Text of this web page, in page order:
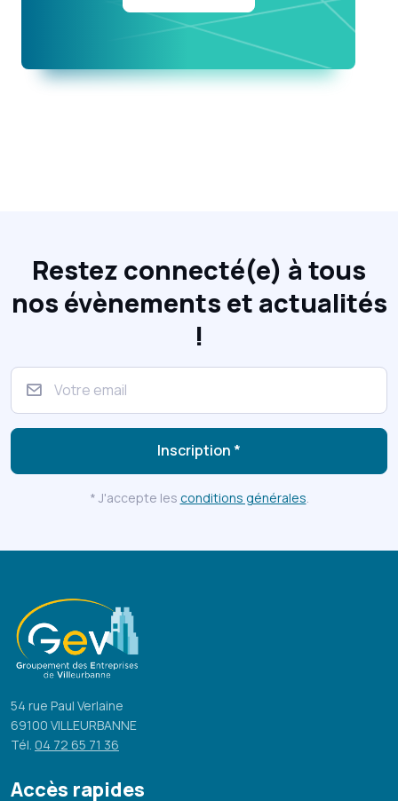
Restez connecté(e) à tous
nos évènements et actualités
!
Inscription *
* J'accepte les conditions générales.
54 rue Paul Verlaine
69100 VILLEURBANNE
Tél. 04 72 65 71 36
Accès rapides